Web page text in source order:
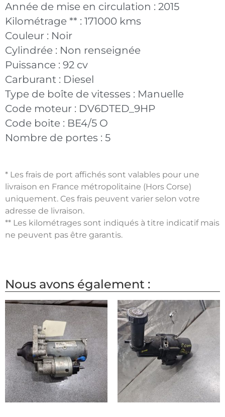
Année de mise en circulation : 2015
Kilométrage ** : 171000 kms
Couleur : Noir
Cylindrée : Non renseignée
Puissance : 92 cv
Carburant : Diesel
Type de boîte de vitesses : Manuelle
Code moteur : DV6DTED_9HP
Code boite : BE4/5 O
Nombre de portes : 5
* Les frais de port affichés sont valables pour une
livraison en France métropolitaine (Hors Corse)
uniquement. Ces frais peuvent varier selon votre
adresse de livraison.
** Les kilométrages sont indiqués à titre indicatif mais
ne peuvent pas être garantis.
Nous avons également :